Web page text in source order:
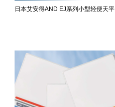
日本艾安得AND EJ系列小型轻便天平